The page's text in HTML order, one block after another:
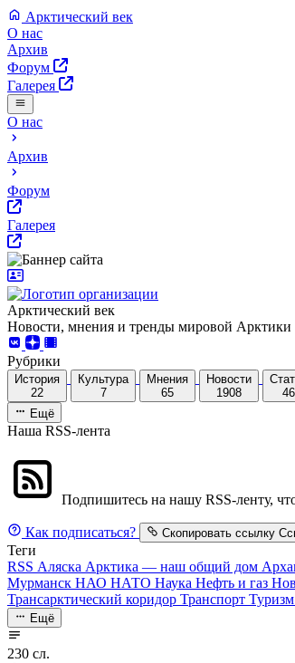
Арктический век
О нас
Архив
Форум
Галерея
О нас
Архив
Форум
Галерея
Арктический век
Новости, мнения и тренды мировой Арктики
Рубрики
История
22
Культура
7
Мнения
65
Новости
1908
46
Ещё
Наша RSS-лента
Подпишитесь на нашу RSS-ленту,
Как подписаться? Скопировать ссылку
Теги
RSS Аляска Арктика — наш общий дом
Мурманск НАО НАТО Наука Нефть и газ
Трансарктический коридор Транспорт Туризм
Ещё
230 сл.